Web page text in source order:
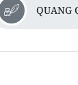
QUANG